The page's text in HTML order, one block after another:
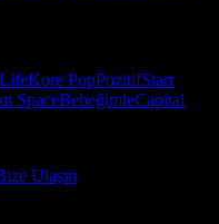
Kore PopPozitifStart
SpaceBebeğimleCapital
Ulaşın